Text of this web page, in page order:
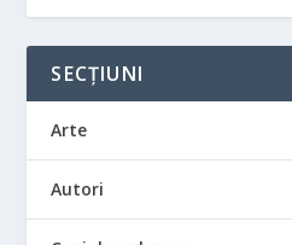
SECȚIUNI
Arte
Autori